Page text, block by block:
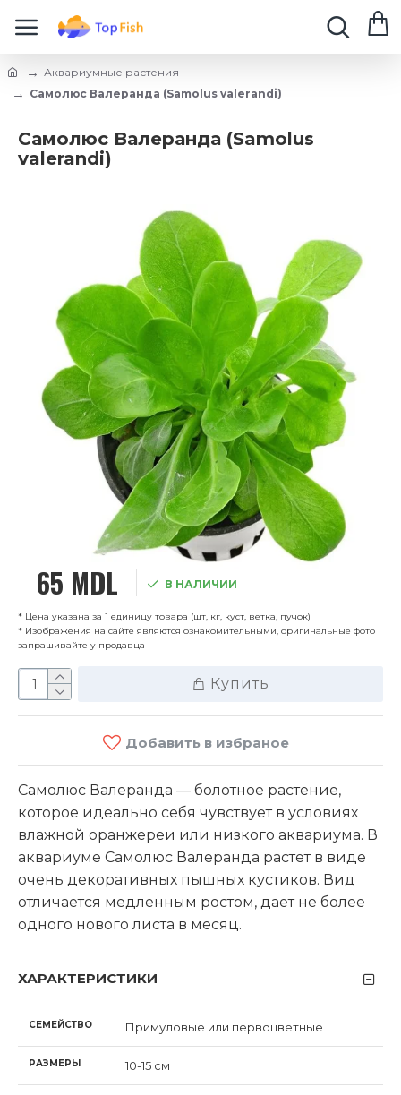
Аквариумные растения
Самолюс Валеранда (Samolus valerandi)
Самолюс Валеранда (Samolus
valerandi)
65 MDL В НАЛИЧИИ
* Цена указана за 1 единицу товара (шт, кг, куст, ветка, пучок)
* Изображения на сайте являются ознакомительными, оригинальные фото
запрашивайте у продавца
Купить
Добавить в избраное
Самолюс Валеранда — болотное растение,
которое идеально себя чувствует в условиях
влажной оранжереи или низкого аквариума. В
аквариуме Самолюс Валеранда растет в виде
очень декоративных пышных кустиков. Вид
отличается медленным ростом, дает не более
одного нового листа в месяц.
ХАРАКТЕРИСТИКИ
СЕМЕЙСТВО Примуловые или первоцветные
РАЗМЕРЫ 10-15 см